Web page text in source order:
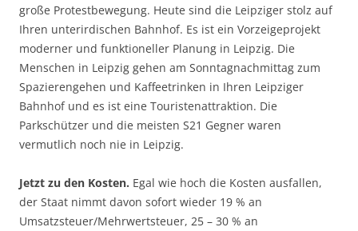
große Protestbewegung. Heute sind die Leipziger stolz auf
Ihren unterirdischen Bahnhof. Es ist ein Vorzeigeprojekt
moderner und funktioneller Planung in Leipzig. Die
Menschen in Leipzig gehen am Sonntagnachmittag zum
Spazierengehen und Kaffeetrinken in Ihren Leipziger
Bahnhof und es ist eine Touristenattraktion. Die
Parkschützer und die meisten S21 Gegner waren
vermutlich noch nie in Leipzig.
Jetzt zu den Kosten. Egal wie hoch die Kosten ausfallen,
der Staat nimmt davon sofort wieder 19 % an
Umsatzsteuer/Mehrwertsteuer, 25 – 30 % an